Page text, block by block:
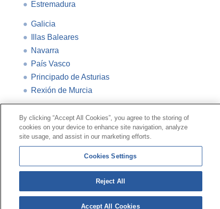
Estremadura
Galicia
Illas Baleares
Navarra
País Vasco
Principado de Asturias
Rexión de Murcia
Contacto|Perfil do contratante|Reclamacións
Liña Universal 900 203 203|Zona Privada Comisión de
© Mutua Universal 2026| Mapa do sitio | Aviso legal |
Política de Protección de Datos
cookies
Síguenos en:
By clicking “Accept All Cookies”, you agree to the storing of
cookies on your device to enhance site navigation, analyze
site usage, and assist in our marketing efforts.
Cookies Settings
Reject All
Accept All Cookies